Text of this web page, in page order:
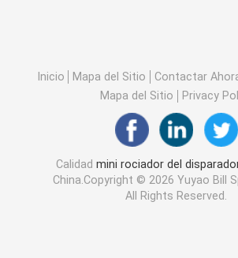
Inicio Mapa del Sitio Contactar
Mapa del Sitio
Privacy
Calidad mini rociador del
China.Copyright © 2026 Yuyao Bill
All Rights Reserved.